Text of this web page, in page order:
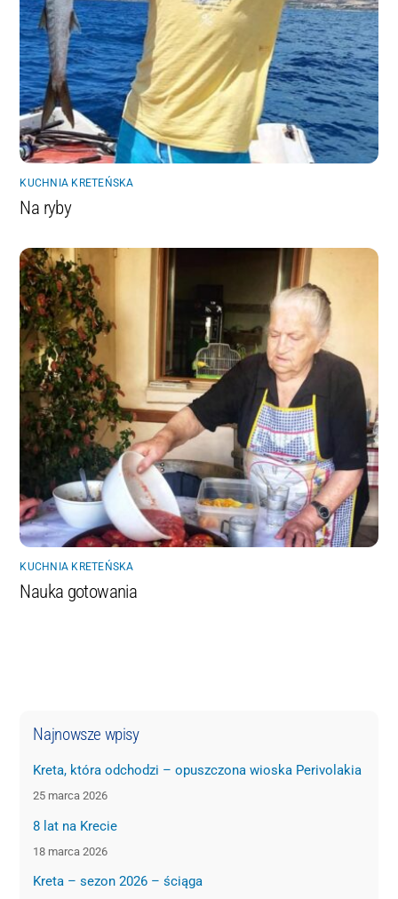
KUCHNIA KRETEŃSKA
Na ryby
KUCHNIA KRETEŃSKA
Nauka gotowania
Najnowsze wpisy
Kreta, która odchodzi – opuszczona wioska Perivolakia
25 marca 2026
8 lat na Krecie
18 marca 2026
Kreta – sezon 2026 – ściąga